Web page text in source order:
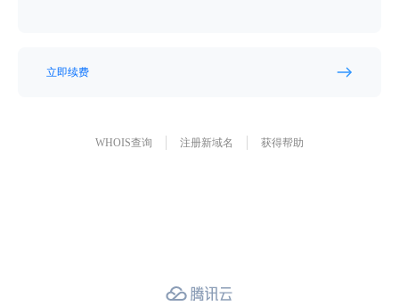
立即续费
WHOIS查询 注册新域名 获得帮助